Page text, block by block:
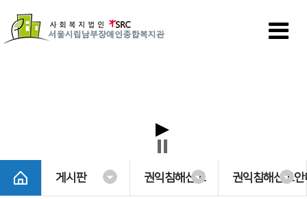
게시판 권익침해신고 권익침해신고안